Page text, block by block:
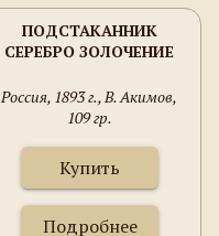
ПОДСТАКАННИК
СЕРЕБРО ЗОЛОЧЕНИЕ
Россия, 1893 г., В. Акимов,
109 гр.
Купить
Подробнее